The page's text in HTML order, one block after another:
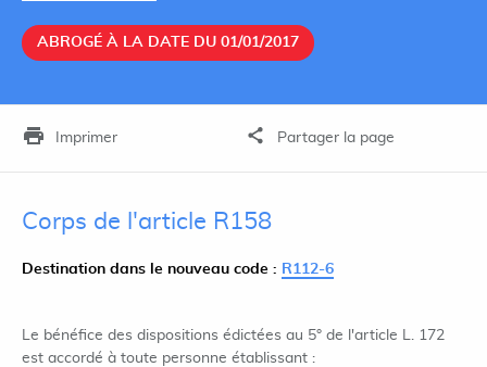
ABROGÉ À LA DATE DU 01/01/2017
Imprimer Partager la page
Corps de l'article R158
Destination dans le nouveau code : R112-6
Le bénéfice des dispositions édictées au 5° de l'article L. 172
est accordé à toute personne établissant :